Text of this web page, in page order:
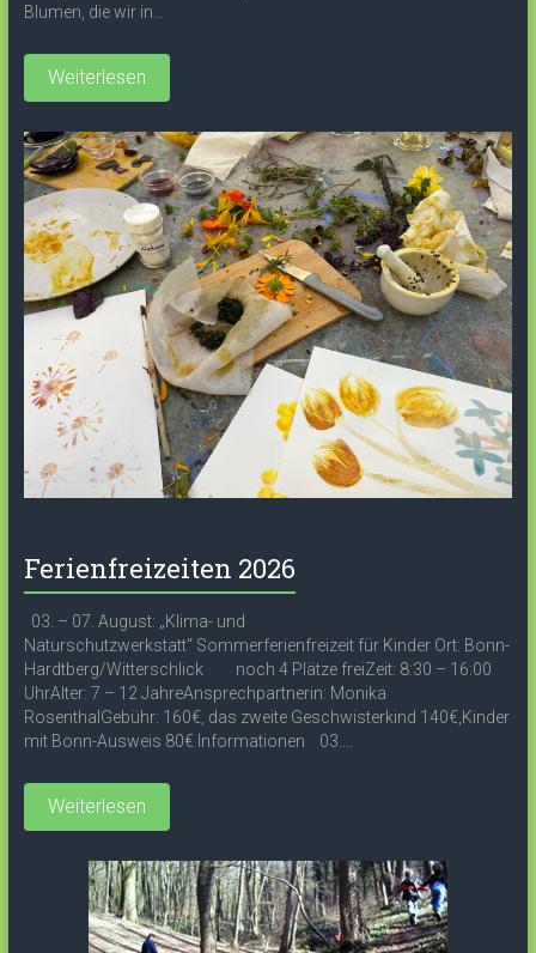
Blumen, die wir in...
Weiterlesen
Ferienfreizeiten 2026
03. – 07. August: „Klima- und
Naturschutzwerkstatt“ Sommerferienfreizeit für Kinder Ort: Bonn-
Hardtberg/Witterschlick noch 4 Plätze freiZeit: 8:30 – 16:00
UhrAlter: 7 – 12 JahreAnsprechpartnerin: Monika
RosenthalGebühr: 160€, das zweite Geschwisterkind 140€,Kinder
mit Bonn-Ausweis 80€ Informationen 03....
Weiterlesen